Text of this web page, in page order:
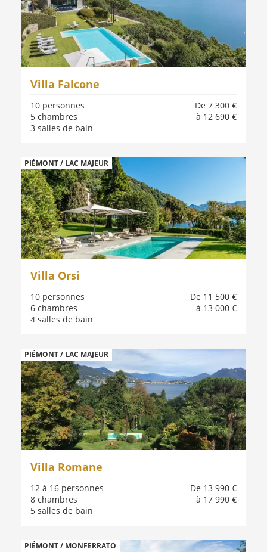
Villa Falcone
De 7 300 €
à 12 690 €
10 personnes
5 chambres
3 salles de bain
PIÉMONT / LAC MAJEUR
Villa Orsi
De 11 500 €
à 13 000 €
10 personnes
6 chambres
4 salles de bain
PIÉMONT / LAC MAJEUR
Villa Romane
De 13 990 €
à 17 990 €
12 à 16 personnes
8 chambres
5 salles de bain
PIÉMONT / MONFERRATO